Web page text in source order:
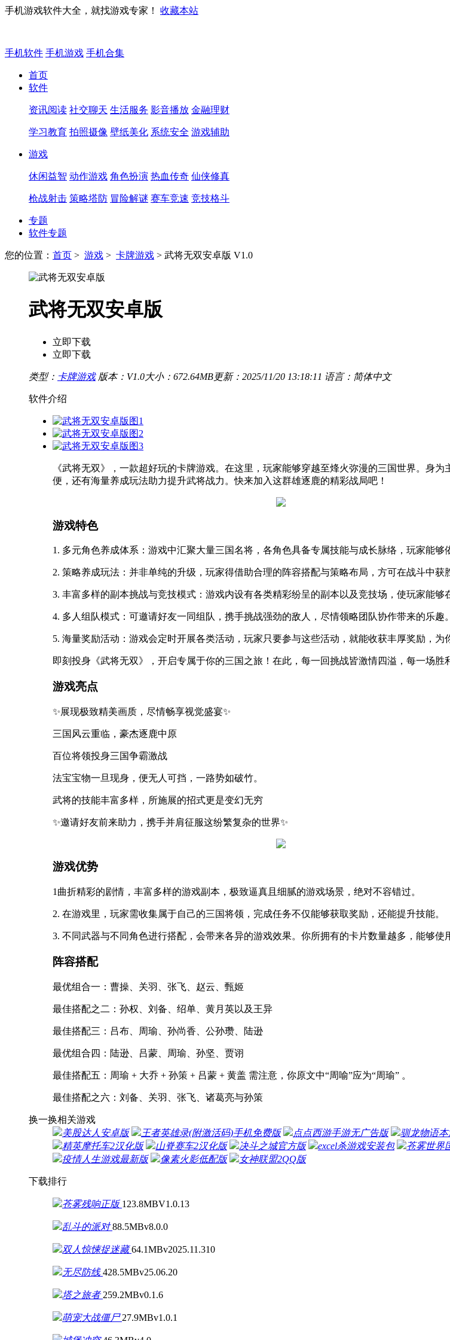
手机游戏软件大全，就找游戏专家！ 收藏本站
手机软件 手机游戏 手机合集
首页
软件
资讯阅读 社交聊天 生活服务 影音播放 金融理财
学习教育 拍照摄像 壁纸美化 系统安全 游戏辅助
游戏
休闲益智 动作游戏 角色扮演 热血传奇 仙侠修真
枪战射击 策略塔防 冒险解谜 赛车竞速 竞技格斗
专题
软件专题
您的位置： 首页 > 游戏 > 卡牌游戏 > 武将无双安卓版 V1.0
武将无双安卓版
立即下载
立即下载
类型： 卡牌游戏 版本：V1.0大小：672.64MB更新：2025/11/20 13:18:11 语言：简体中文
软件介绍
《武将无双》，一款超好玩的卡牌游戏。在这里，玩家能够穿越至烽火弥漫的三国世界。身
便，还有海量养成玩法助力提升武将战力。快来加入这群雄逐鹿的精彩战局吧！
游戏特色
1. 多元角色养成体系：游戏中汇聚大量三国名将，各角色具备专属技能与成长脉络，玩家能够
2. 策略养成玩法：并非单纯的升级，玩家得借助合理的阵容搭配与策略布局，方可在战斗中获
3. 丰富多样的副本挑战与竞技模式：游戏内设有各类精彩纷呈的副本以及竞技场，使玩家能够
4. 多人组队模式：可邀请好友一同组队，携手挑战强劲的敌人，尽情领略团队协作带来的乐趣。
5. 海量奖励活动：游戏会定时开展各类活动，玩家只要参与这些活动，就能收获丰厚奖励，为
即刻投身《武将无双》，开启专属于你的三国之旅！在此，每一回挑战皆激情四溢，每一场
游戏亮点
✨展现极致精美画质，尽情畅享视觉盛宴✨
三国风云重临，豪杰逐鹿中原
百位将领投身三国争霸激战
法宝宝物一旦现身，便无人可挡，一路势如破竹。
武将的技能丰富多样，所施展的招式更是变幻无穷
✨邀请好友前来助力，携手并肩征服这纷繁复杂的世界✨
游戏优势
1曲折精彩的剧情，丰富多样的游戏副本，极致逼真且细腻的游戏场景，绝对不容错过。
2. 在游戏里，玩家需收集属于自己的三国将领，完成任务不仅能够获取奖励，还能提升技能。
3. 不同武器与不同角色进行搭配，会带来各异的游戏效果。你所拥有的卡片数量越多，能够使
阵容搭配
最优组合一：曹操、关羽、张飞、赵云、甄姬
最佳搭配之二：孙权、刘备、绍单、黄月英以及王异
最佳搭配三：吕布、周瑜、孙尚香、公孙瓒、陆逊
最优组合四：陆逊、吕蒙、周瑜、孙坚、贾诩
最佳搭配五：周瑜 + 大乔 + 孙策 + 吕蒙 + 黄盖 需注意，你原文中“周喻”应为“周瑜” 。
最佳搭配之六：刘备、关羽、张飞、诸葛亮与孙策
换一换相关游戏
美股达人安卓版
王者英雄录(附激活码)手机免费版 点点西游手游无广告版 驯龙物语
精英摩托车2汉化版
山脊赛车2汉化版 决斗之城官方版 excel杀游戏安装包 苍雾世界
疫情人生游戏最新版
像素火影低配版 女神联盟2QQ版
下载排行
苍雾残响正版 123.8MBV1.0.13
乱斗的派对 88.5MBv8.0.0
双人惊悚捉迷藏 64.1MBv2025.11.310
无尽防线 428.5MBv25.06.20
塔之旅者 259.2MBv0.1.6
萌宠大战僵尸 27.9MBv1.0.1